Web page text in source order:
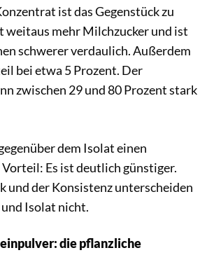
ist das Gegenstück zu
weitaus mehr Milchzucker und ist
schwerer verdaulich. Außerdem
bei etwa 5 Prozent. Der
zwischen 29 und 80 Prozent stark
dem Isolat einen
Es ist deutlich günstiger.
und der Konsistenz unterscheiden
Isolat nicht.
die pflanzliche